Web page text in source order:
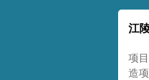
江
项
造